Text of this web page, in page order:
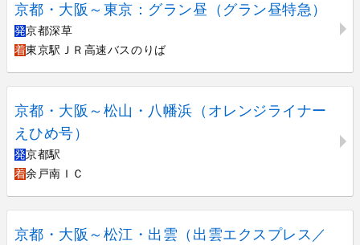
京都・大阪～東京：グラン昼（グラン昼特急）
発京都深草
着東京駅ＪＲ高速バスのりば
京都・大阪～松山・八幡浜（オレンジライナー
えひめ号）
発京都駅
着余戸南ＩＣ
京都・大阪～松江・出雲（出雲エクスプレス／